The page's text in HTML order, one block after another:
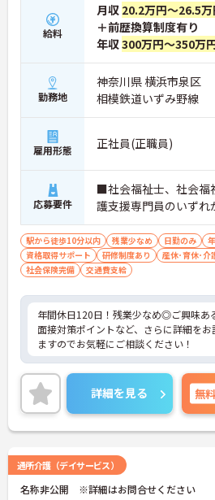
給料
月収 20.2万円～26.5万
＋前歴換算制度有り
年収300万円～350万
勤務地
神奈川県 横浜市泉区
相模鉄道いずみ野線
雇用形態 正社員(正職員)
応募要件
■社会福祉士、社会福
護支援専門員のいず
駅から徒歩10分以内 残業少なめ 日勤のみ
資格取得サポート
研修制度あり
産休･育休･介
社会保険完備
交通費支給
年間休日120日！残業少なめ◎ご興味あ
面接対策ポイントなど、さらに詳細をお
ますのでお気軽にご相談ください！
詳細を見る 無料
通所介護（デイサービス）
名称非公開 ※詳細はお問合せください